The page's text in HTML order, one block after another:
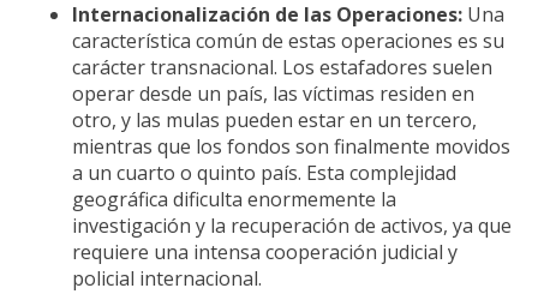
Internacionalización de las Operaciones: Una
característica común de estas operaciones es su
carácter transnacional. Los estafadores suelen
operar desde un país, las víctimas residen en
otro, y las mulas pueden estar en un tercero,
mientras que los fondos son finalmente movidos
a un cuarto o quinto país. Esta complejidad
geográfica dificulta enormemente la
investigación y la recuperación de activos, ya que
requiere una intensa cooperación judicial y
policial internacional.